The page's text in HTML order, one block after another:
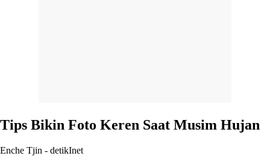
Tips Bikin Foto Keren Saat Musim Hujan
Enche Tjin - detikInet